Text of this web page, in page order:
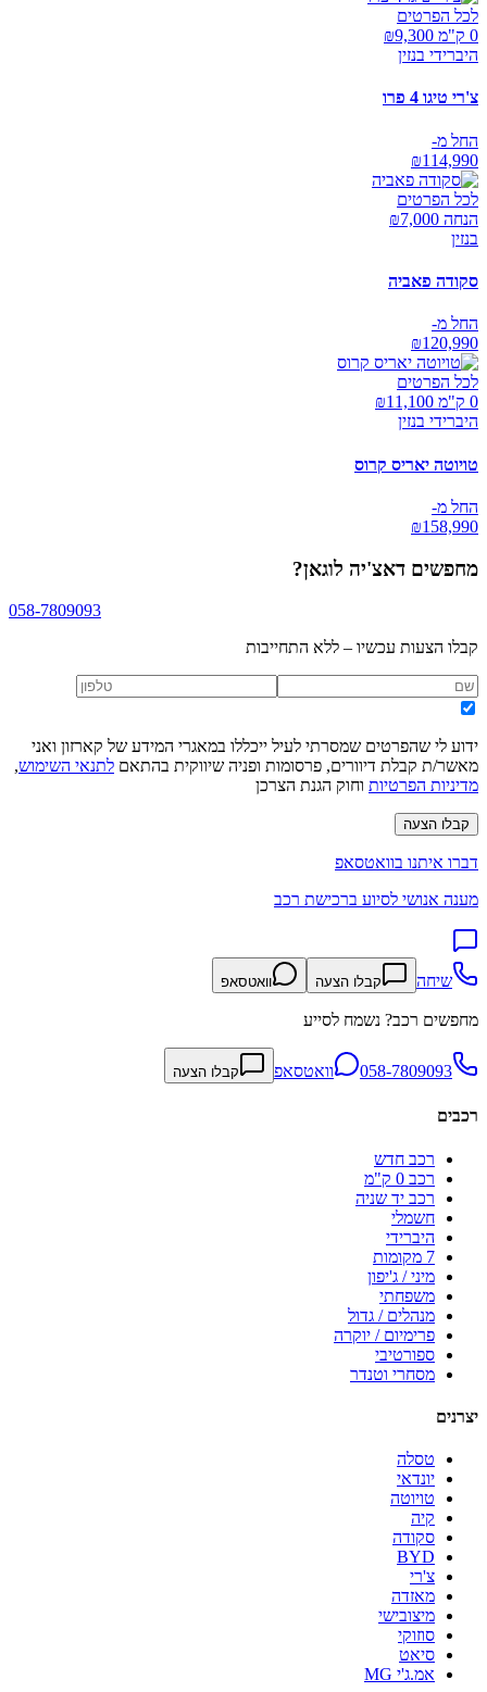
לכל הפרטים
0 ק"מ ₪
9,300
היברידי בנזין
צ'רי טיגו 4 פרו
החל מ-
₪114,990
לכל הפרטים
הנחה ₪ 7,000
בנזין
סקודה פאביה
החל מ-
₪120,990
לכל הפרטים
0 ק"מ ₪
11,100
היברידי בנזין
טויוטה יאריס קרוס
החל מ-
₪158,990
מחפשים דאצ'יה לוגאן?
058-7809093
קבלו הצעות עכשיו – ללא התחייבות
ידוע לי שהפרטים שמסרתי לעיל ייכללו במאגרי המידע של קארזון ואני
מאשר/ת קבלת דיוורים, פרסומות ופניה שיווקית בהתאם לתנאי השימוש,
מדיניות הפרטיות וחוק הגנת הצרכן
קבלו הצעה
דברו איתנו בוואטסאפ
מענה אנושי לסיוע ברכישת רכב
שיחה קבלו הצעה וואטסאפ
מחפשים רכב? נשמח לסייע
058-7809093 וואטסאפ קבלו הצעה
רכבים
רכב חדש
רכב 0 ק"מ
רכב יד שניה
חשמלי
היברידי
7 מקומות
מיני / ג'יפון
משפחתי
מנהלים / גדול
פרימיום / יוקרה
ספורטיבי
מסחרי וטנדר
יצרנים
טסלה
יונדאי
טויוטה
קיה
סקודה
BYD
צ'רי
מאזדה
מיצובישי
סוזוקי
סיאט
אמ.ג'י MG